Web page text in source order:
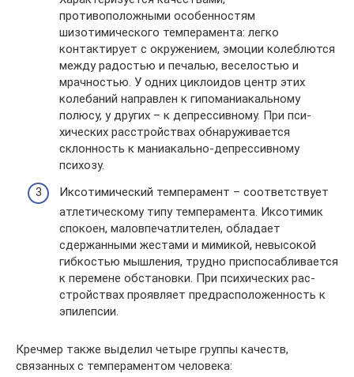
противоположными особенностям
шизотимического темперамента: легко
контактирует с окружением, эмоции колеблются
между радостью и печалью, веселостью и
мрачностью. У одних циклоидов центр этих
колебаний направлен к гипоманиакальному
полюсу, у других – к депрессивному. При пси­
хических расстройствах обнаруживается
склонность к маниакально-депрессивному
психозу.
Иксотимический темперамент – соответствует
атлетическому типу темперамента. Иксотимик
спокоен, маловпечатлителен, обладает
сдержанными жестами и ми­микой, невысокой
гибкостью мышления, трудно приспо­сабливается
к перемене обстановки. При психических рас­
стройствах проявляет предрасположенность к
эпилепсии.
Кречмер также выделил четыре группы качеств,
связанных с темпераментом человека: